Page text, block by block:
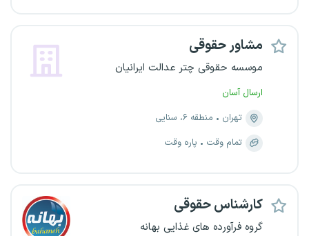
مشاور حقوقی
موسسه حقوقی چتر عدالت ایرانیان
ارسال آسان
تهران
منطقه ۶، سنایی
تمام وقت
پاره وقت
کارشناس حقوقی
گروه فرآورده های غذایی بهانه